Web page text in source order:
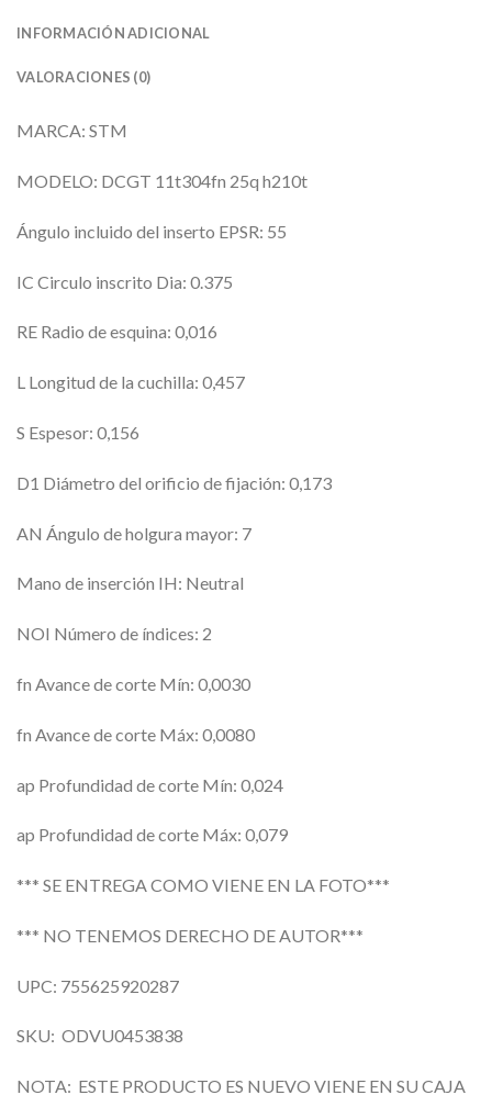
INFORMACIÓN ADICIONAL
VALORACIONES (0)
MARCA: STM
MODELO: DCGT 11t304fn 25q h210t
Ángulo incluido del inserto EPSR: 55
IC Circulo inscrito Dia: 0.375
RE Radio de esquina: 0,016
L Longitud de la cuchilla: 0,457
S Espesor: 0,156
D1 Diámetro del orificio de fijación: 0,173
AN Ángulo de holgura mayor: 7
Mano de inserción IH: Neutral
NOI Número de índices: 2
fn Avance de corte Mín: 0,0030
fn Avance de corte Máx: 0,0080
ap Profundidad de corte Mín: 0,024
ap Profundidad de corte Máx: 0,079
*** SE ENTREGA COMO VIENE EN LA FOTO***
*** NO TENEMOS DERECHO DE AUTOR***
UPC: 755625920287
SKU: ODVU0453838
NOTA: ESTE PRODUCTO ES NUEVO VIENE EN SU CAJA